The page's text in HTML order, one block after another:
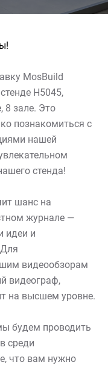
MosBuild
H5045,
8 зале. Это
познакомиться с
нашей
стенда!
шанс на
журнале —
идеи и
видеообзорам
видеограф,
на высшем уровне.
будем проводить
среди
что вам нужно